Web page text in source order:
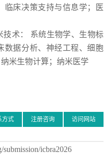
临床决策支持与信息学；医
技术： 系统生物学、生物标
数据分析、神经工程、细胞
米生物计算；纳米医学
访问网站
注册咨询
方式
icbra2026